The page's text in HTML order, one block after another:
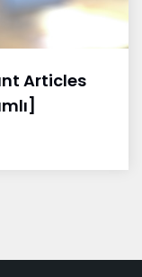
Articles